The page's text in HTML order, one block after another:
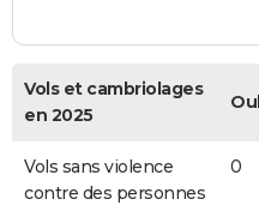
Vols et cambriolages
en 2025
Vols sans violence
contre des personnes
0